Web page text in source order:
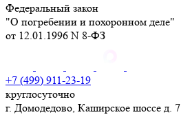
Федеральный закон
"О погребении и похоронном деле"
от 12.01.1996 N 8-ФЗ
+7 (499) 911-23-19
круглосуточно
г. Домодедово, Каширское шоссе д. 7